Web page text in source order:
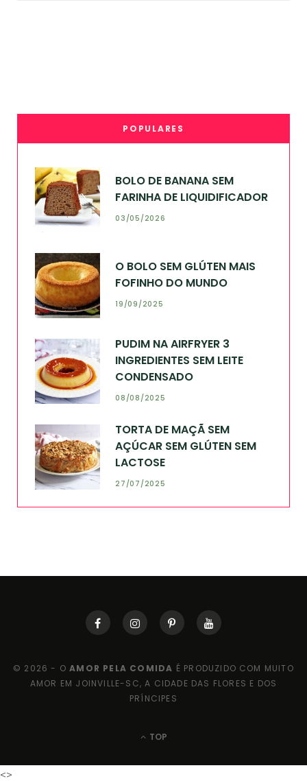
POPULARES
BOLO DE BANANA SEM
FARINHA DE LIQUIDIFICADOR
03/05/2026
O BOLO SEM GLÚTEN MAIS
FOFINHO DO MUNDO
19/09/2025
PUDIM NA AIRFRYER 3
INGREDIENTES SEM LEITE
CONDENSADO
08/08/2025
TORTA DE MAÇÃ SEM
AÇÚCAR SEM GLÚTEN SEM
LACTOSE
27/07/2025
© 2026 - OAMOR PELA COMIDA É PRODUZIDO COM MUITO
AMOR EM JOINVILLE-SC, A CIDADE DAS FLORES E DOS
PRÍNCIPES
TOP
<>